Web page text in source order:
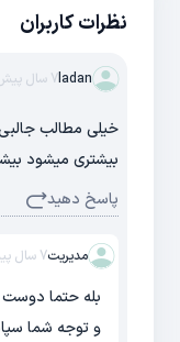
نظرات کاربران
ladan7 سال پیش
خیلی مطالب
بیشتری میشود
پاسخ دهید
مدیریت7 سال پیش
بله حتما دوست
و توجه شما